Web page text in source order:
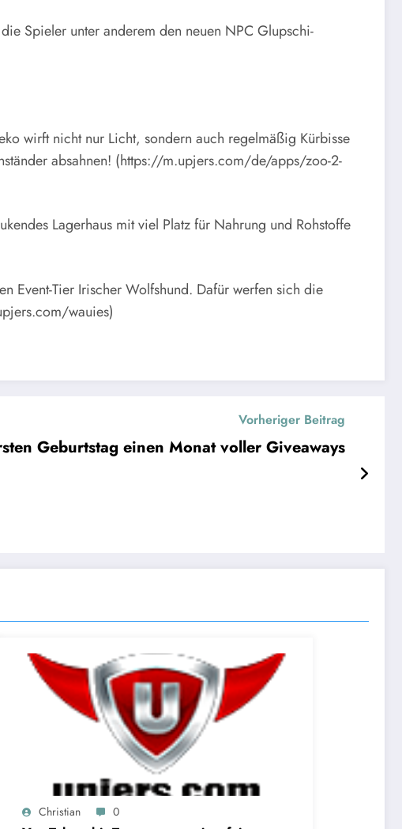
Spieler unter anderem den neuen NPC Glupschi-
wirft nicht nur Licht, sondern auch regelmäßig Kürbisse
absahnen! (https://m.upjers.com/de/apps/zoo-2-
Lagerhaus mit viel Platz für Nahrung und Rohstoffe
Event-Tier Irischer Wolfshund. Dafür werfen sich die
wauies)
Vorheriger Beitrag
Geburtstag einen Monat voller Giveaways
Christian 0